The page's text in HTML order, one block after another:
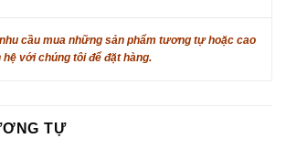
cầu mua những sản phẩm tương tự hoặc cao
với chúng tôi để đặt hàng.
TỰ